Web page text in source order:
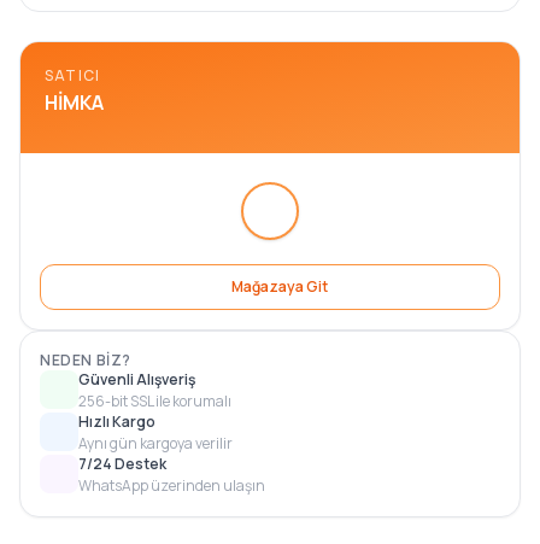
SATICI
HIMKA
Mağazaya Git
NEDEN BIZ?
Güvenli Alışveriş
256-bit SSL ile korumalı
Hızlı Kargo
Aynı gün kargoya verilir
7/24 Destek
WhatsApp üzerinden ulaşın